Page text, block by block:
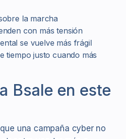
la marcha
con más tensión
se vuelve más frágil
tiempo justo cuando más
Bsale en este
una campaña cyber no